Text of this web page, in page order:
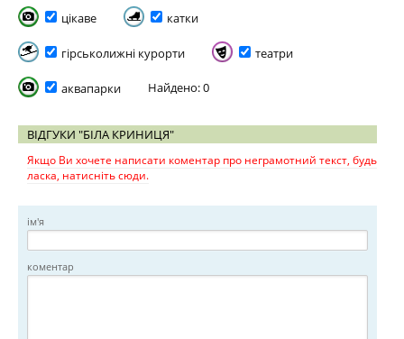
цікаве катки
гірськолижні курорти театри
аквапарки Найдено: 0
ВІДГУКИ "БІЛА КРИНИЦЯ"
Якщо Ви хочете написати коментар про неграмотний текст, будь
ласка, натисніть сюди.
ім'я
коментар